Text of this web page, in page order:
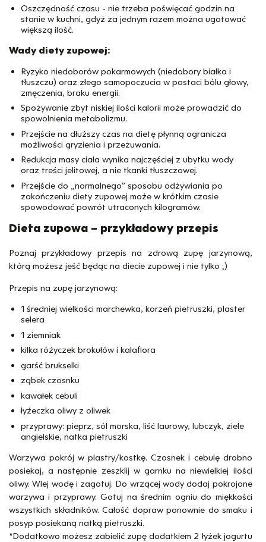
Oszczędność czasu - nie trzeba poświęcać godzin na
stanie w kuchni, gdyż za jednym razem można ugotować
większą ilość.
Wady diety zupowej:
Ryzyko niedoborów pokarmowych (niedobory białka i
tłuszczu) oraz złego samopoczucia w postaci bólu głowy,
zmęczenia, braku energii.
Spożywanie zbyt niskiej ilości kalorii może prowadzić do
spowolnienia metabolizmu.
Przejście na dłuższy czas na dietę płynną ogranicza
możliwości gryzienia i przeżuwania.
Redukcja masy ciała wynika najczęściej z ubytku wody
oraz treści jelitowej, a nie tkanki tłuszczowej.
Przejście do „normalnego” sposobu odżywiania po
zakończeniu diety zupowej może w krótkim czasie
spowodować powrót utraconych kilogramów.
Dieta zupowa – przykładowy przepis
Poznaj przykładowy przepis na zdrową zupę jarzynową,
którą możesz jeść będąc na diecie zupowej i nie tylko ;)
Przepis na zupę jarzynową:
1 średniej wielkości marchewka, korzeń pietruszki, plaster
selera
1 ziemniak
kilka różyczek brokułów i kalafiora
garść brukselki
ząbek czosnku
kawałek cebuli
łyżeczka oliwy z oliwek
przyprawy: pieprz, sól morska, liść laurowy, lubczyk, ziele
angielskie, natka pietruszki
Warzywa pokrój w plastry/kostkę. Czosnek i cebulę drobno
posiekaj, a następnie zeszklij w garnku na niewielkiej ilości
oliwy. Wlej wodę i zagotuj. Do wrzącej wody dodaj pokrojone
warzywa i przyprawy. Gotuj na średnim ogniu do miękkości
wszystkich składników. Całość dopraw ponownie do smaku i
posyp posiekaną natką pietruszki.
*Dodatkowo możesz zabielić zupę dodatkiem 2 łyżek jogurtu